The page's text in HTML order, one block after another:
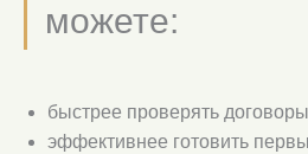
можете:
быстрее проверять договоры
эффективнее готовить